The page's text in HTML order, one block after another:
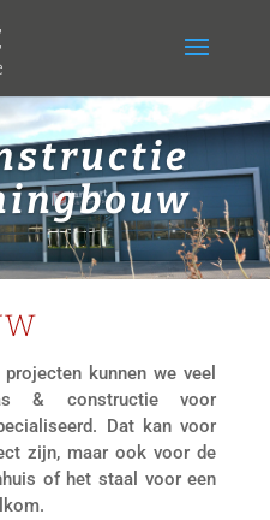
kunnen we veel
& constructie voor
Dat kan voor
zijn, maar ook voor de
of het staal voor een